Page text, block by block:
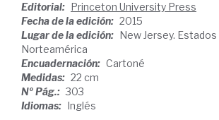
Editorial: Princeton University Press
Fecha de la edición: 2015
Lugar de la edición: New Jersey. Estados
Norteamérica
Encuadernación: Cartoné
Medidas: 22 cm
Nº Pág.: 303
Idiomas: Inglés